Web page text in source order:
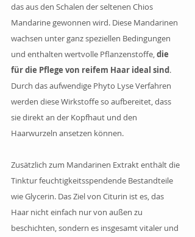
das aus den Schalen der seltenen Chios
Mandarine gewonnen wird. Diese Mandarinen
wachsen unter ganz speziellen Bedingungen
und enthalten wertvolle Pflanzenstoffe, die
für die Pflege von reifem Haar ideal sind.
Durch das aufwendige Phyto Lyse Verfahren
werden diese Wirkstoffe so aufbereitet, dass
sie direkt an der Kopfhaut und den
Haarwurzeln ansetzen können.
Zusätzlich zum Mandarinen Extrakt enthält die
Tinktur feuchtigkeitsspendende Bestandteile
wie Glycerin. Das Ziel von Citurin ist es, das
Haar nicht einfach nur von außen zu
beschichten, sondern es insgesamt vitaler und